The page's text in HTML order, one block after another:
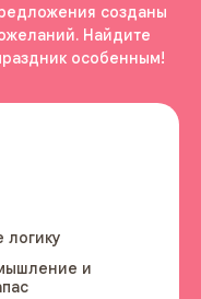
созданы
Найдите
особенным!
логику
и